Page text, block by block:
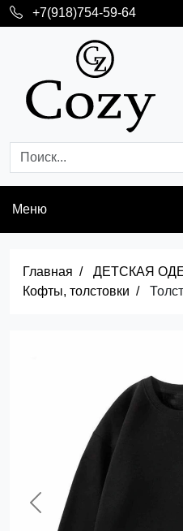
+7(918)754-59-64
Меню
Главная
ДЕТСКАЯ
Кофты, толстовки
Previous